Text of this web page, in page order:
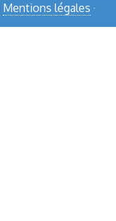
Mentions légales ·